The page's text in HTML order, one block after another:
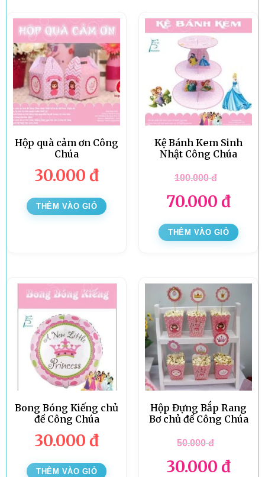
Hộp quà cảm ơn Công
Chúa
30.000 đ
THÊM VÀO GIỎ
Kệ Bánh Kem Sinh
Nhật Công Chúa
100.000đ
70.000 đ
THÊM VÀO GIỎ
Bong Bóng Kiếng chủ
đề Công Chúa
30.000 đ
THÊM VÀO GIỎ
Hộp Đựng Bắp Rang
Bơ chủ đề Công Chúa
50.000đ
30.000 đ